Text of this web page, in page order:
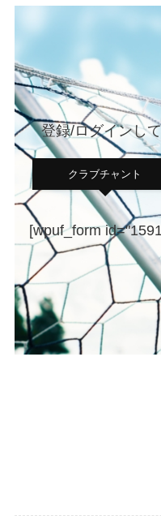
登録/ログインし
クラブチャント
[wpuf_form